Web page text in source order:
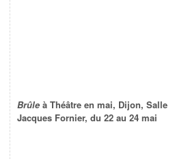
Brûle à Théâtre en mai, Dijon, Salle
Jacques Fornier, du 22 au 24 mai